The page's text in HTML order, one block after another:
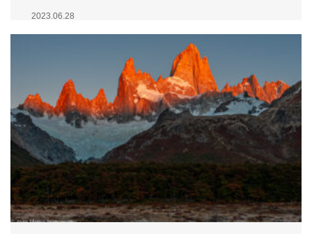
2023.06.28